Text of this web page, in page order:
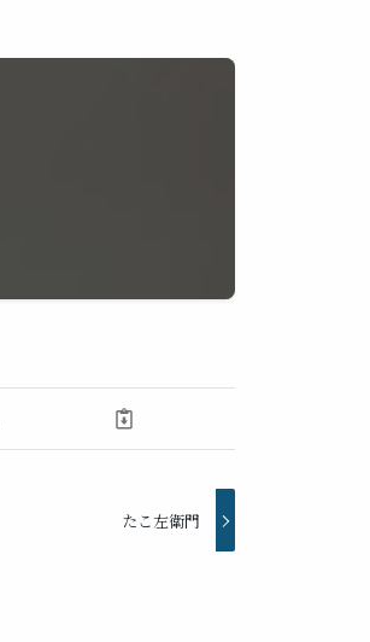
たこ左衛門